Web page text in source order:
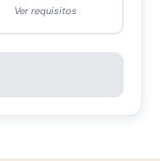
Ver requisitos